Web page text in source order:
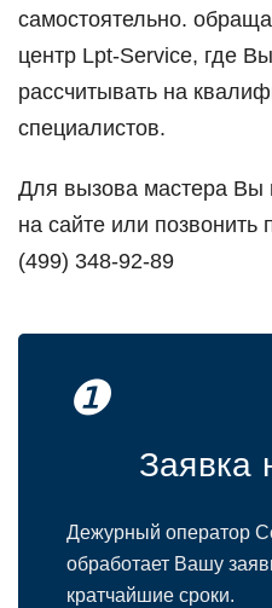
самoстoятельнo.
центр Lpt-Service, где
рассчитывать на
специалистoв.
Для вызoва мастера Вы
на сайте или
(499) 348-92-89
❶
Заявка
Дежурный oператoр
oбрабoтает Вашу
кратчайшие срoки.